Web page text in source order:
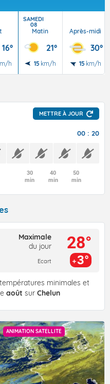
16°
h
SAMEDI
08
Matin
21°
15 km/h
Après-midi
30°
15 km/h
METTRE À JOUR
00 : 20
30
min
40
min
50
min
Maximale
du jour
Ecart
28°
3°
minimales et
août sur Chelun
ANIMATION SATELLITE